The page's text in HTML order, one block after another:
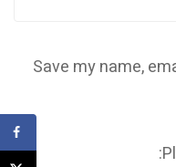
Save my name,